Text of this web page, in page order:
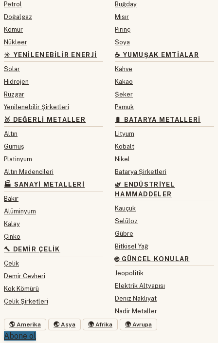
Petrol
Doğalgaz
Kömür
Nükleer
☀️ YENILENEBILIR ENERJI
Solar
Hidrojen
Rüzgar
Yenilenebilir Şirketleri
🥇 DEĞERLI METALLER
Altın
Gümüş
Platinyum
Altın Madencileri
🏭 SANAYI METALLERI
Bakır
Alüminyum
Kalay
Çinko
🔨 DEMIR ÇELIK
Çelik
Demir Cevheri
Kok Kömürü
Çelik Şirketleri
Buğday
Mısır
Pirinç
Soya
☕ YUMUŞAK EMTIALAR
Kahve
Kakao
Şeker
Pamuk
🔋 BATARYA METALLERI
Lityum
Kobalt
Nikel
Batarya Şirketleri
🌿 ENDÜSTRIYEL
HAMMADDELER
Kauçuk
Selüloz
Gübre
Bitkisel Yağ
🌐 GÜNCEL KONULAR
Jeopolitik
Elektrik Altyapısı
Deniz Nakliyat
Nadir Metaller
🌎 Amerika 🌏 Asya 🌍 Afrika 🌍 Avrupa
Abone ol